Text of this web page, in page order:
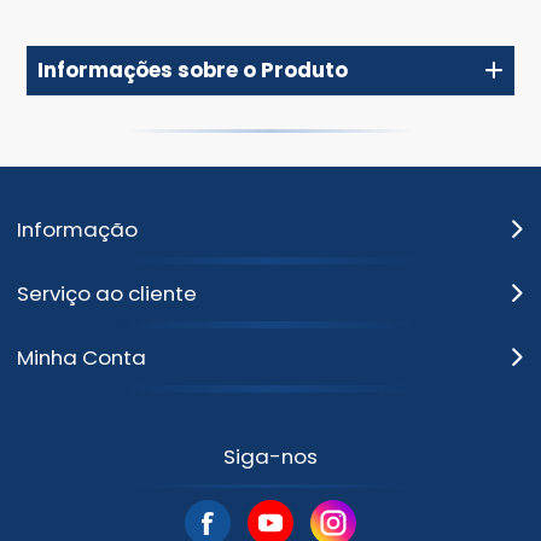
Informações sobre o Produto
Informação
Serviço ao cliente
Minha Conta
Siga-nos